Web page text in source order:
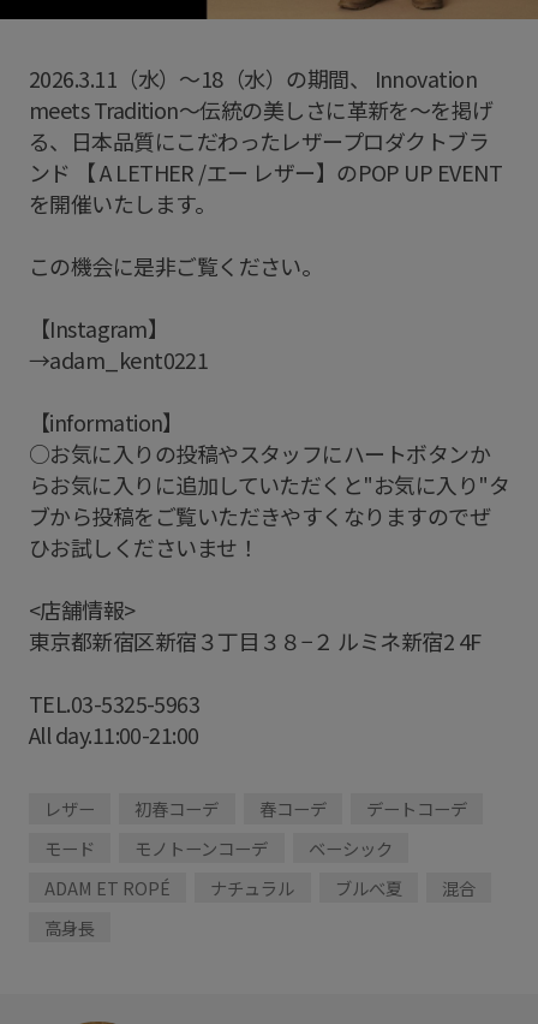
2026.3.11（水）～18（水）の期間、 Innovation
meets Tradition〜伝統の美しさに革新を〜を掲げ
る、日本品質にこだわったレザープロダクトブラ
ンド 【 A LETHER /エー レザー】のPOP UP EVENT
を開催いたします。
この機会に是非ご覧ください。
【Instagram】
→adam_kent0221
【information】
○お気に入りの投稿やスタッフにハートボタンか
らお気に入りに追加していただくと"お気に入り"タ
ブから投稿をご覧いただきやすくなりますのでぜ
ひお試しくださいませ！
<店舗情報>
東京都新宿区新宿３丁目３８−２ ルミネ新宿2 4F
TEL.03-5325-5963
All day.11:00-21:00
レザー 初春コーデ 春コーデ
デートコーデ
モード
モノトーンコーデ
ベーシック
ADAM ET ROPÉ
ナチュラル ブルべ夏
混合
高身長